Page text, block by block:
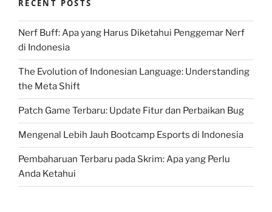
RECENT POSTS
Nerf Buff: Apa yang Harus Diketahui Penggemar Nerf
di Indonesia
The Evolution of Indonesian Language: Understanding
the Meta Shift
Patch Game Terbaru: Update Fitur dan Perbaikan Bug
Mengenal Lebih Jauh Bootcamp Esports di Indonesia
Pembaharuan Terbaru pada Skrim: Apa yang Perlu
Anda Ketahui